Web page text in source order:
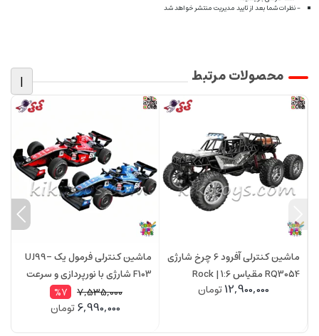
- نظرات شما بعد از تایید مدیریت منتشر خواهد شد
محصولات مرتبط |
ماشین کنترلی آفرود 6 چرخ شارژی
RQ3054 مقیاس 1:6 | Rock
Crawler
12,900,000تومان
ماشین کنترلی فرمول یک UJ99-
F103 شارژی با نورپردازی و سرعت
7,535,000
%7
6,990,000تومان